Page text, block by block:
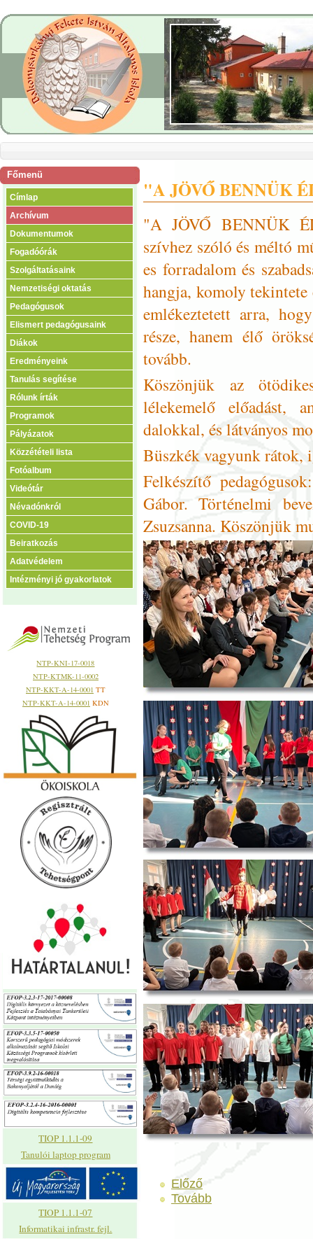
Főmenü
Címlap
Archívum
Dokumentumok
Fogadóórák
Szolgáltatásaink
Nemzetiségi oktatás
Pedagógusok
Elismert pedagógusaink
Diákok
Eredményeink
Tanulás segítése
Rólunk írták
Programok
Pályázatok
Közzétételi lista
Fotóalbum
Videótár
Névadónkról
COVID-19
Beiratkozás
Adatvédelem
Intézményi jó gyakorlatok
NTP-KNI-17-0018
NTP-KTMK-11-0002
NTP-KKT-A-14-0001 TT
NTP-KKT-A-14-0001 KDN
TIOP 1.1.1-09
Tanulói laptop program
TIOP 1.1.1-07
Informatikai infrastr. fejl.
"A JÖVŐ BENNÜK
"A JÖVŐ BENNÜK
szívhez szóló és méltó
es forradalom és
hangja, komoly tekintete
emlékeztetett arra,
része, hanem élő
tovább.
Köszönjük az
lélekemelő előadást,
dalokkal, és látványos
Büszkék vagyunk rátok,
Felkészítő
Gábor. Történelmi
Zsuzsanna. Köszönjük
Előző
Tovább